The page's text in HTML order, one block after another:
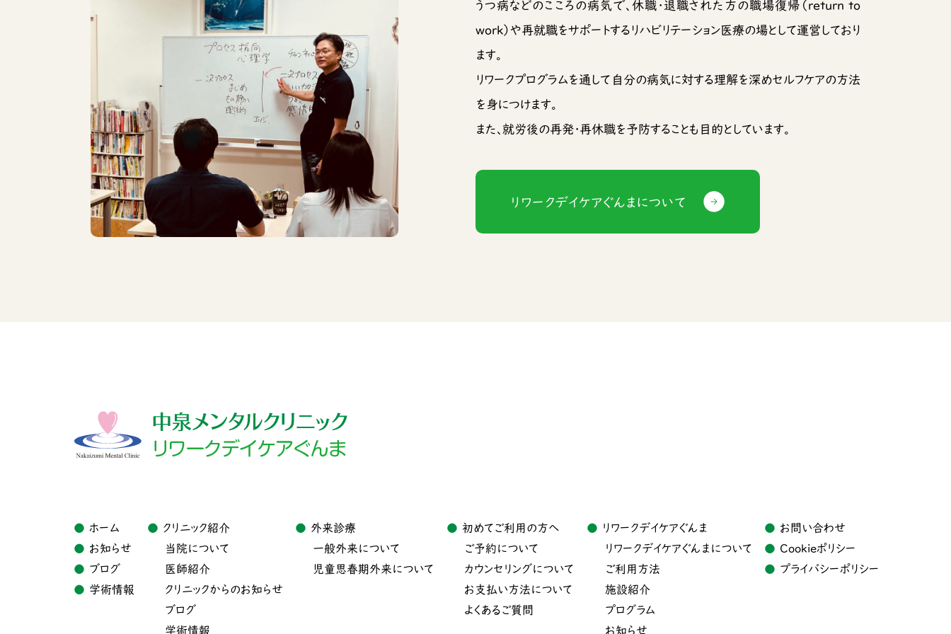
うつ病などのこころの病気で、休職・退職された方の職場復帰（return to
work）や再就職をサポートするリハビリテーション医療の場として運営しており
ます。
リワークプログラムを通して自分の病気に対する理解を深めセルフケアの方法
を身につけます。
また、就労後の再発・再休職を予防することも目的としています。
リワークデイケアぐんまについて
ホーム
お知らせ
ブログ
学術情報
クリニック紹介
当院について
医師紹介
クリニックからのお知らせ
ブログ
学術情報
外来診療
一般外来について
児童思春期外来について
初めてご利用の方へ
ご予約について
カウンセリングについて
お支払い方法について
よくあるご質問
リワークデイケアぐんま
リワークデイケアぐんま について
ご利用方法
施設紹介
プログラム
お知らせ
お問い合わせ
Cookieポリシー
プライバシーポリシー